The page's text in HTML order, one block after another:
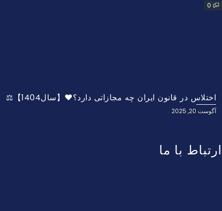
0
اختلاس در قانون ایران چه مجازاتی دارد؟❤️【سال1404】⚖️
آگوست 20, 2025
ارتباط با ما